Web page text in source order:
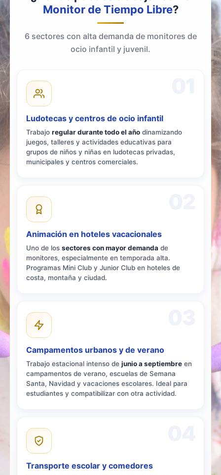
Monitor de Tiempo Libre?
6 sectores con alta demanda de monitores de
ocio infantil y juvenil.
Ludotecas y centros de ocio infantil
Trabajo regular durante todo el año dinamizando
juegos, talleres y actividades educativas para
grupos de niños y niñas en ludotecas privadas,
municipales y centros comerciales.
Animación en hoteles vacacionales
Uno de los sectores con mayor demanda de
monitores, especialmente en temporada alta.
Programas Mini Club y Junior Club en hoteles de
costa, montaña y ciudad.
Campamentos urbanos y de verano
Trabajo estacional intenso de junio a septiembre en
campamentos de verano, escuelas de Semana
Santa, Navidad y vacaciones escolares. Ideal para
estudiantes y compatibilizar con otra actividad.
Transporte escolar y comedores